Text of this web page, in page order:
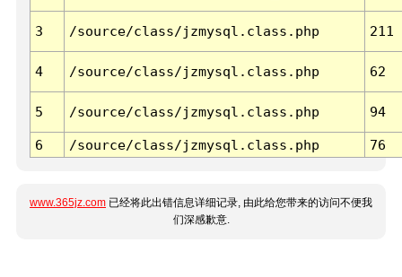
3 /source/class/jzmysql.class.php 211
4 /source/class/jzmysql.class.php 62
5 /source/class/jzmysql.class.php 94
6 /source/class/jzmysql.class.php 76
www.365jz.com 已经将此出错信息详细记录, 由此给您带来的访问不便我
们深感歉意.